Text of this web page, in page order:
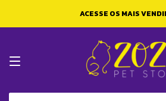
ACESSE OS MAIS